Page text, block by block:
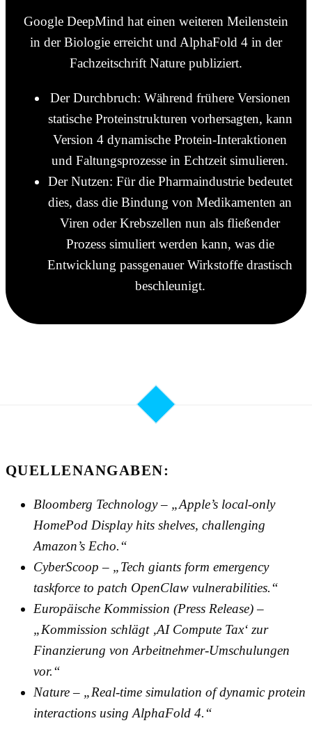
Google DeepMind hat einen weiteren Meilenstein
in der Biologie erreicht und AlphaFold 4 in der
Fachzeitschrift Nature publiziert.
Der Durchbruch: Während frühere Versionen
statische Proteinstrukturen vorhersagten, kann
Version 4 dynamische Protein-Interaktionen
und Faltungsprozesse in Echtzeit simulieren.
Der Nutzen: Für die Pharmaindustrie bedeutet
dies, dass die Bindung von Medikamenten an
Viren oder Krebszellen nun als fließender
Prozess simuliert werden kann, was die
Entwicklung passgenauer Wirkstoffe drastisch
beschleunigt.
QUELLENANGABEN:
Bloomberg Technology – „Apple’s local-only
HomePod Display hits shelves, challenging
Amazon’s Echo.“
CyberScoop – „Tech giants form emergency
taskforce to patch OpenClaw vulnerabilities.“
Europäische Kommission (Press Release) –
„Kommission schlägt ‚AI Compute Tax‘ zur
Finanzierung von Arbeitnehmer-Umschulungen
vor.“
Nature – „Real-time simulation of dynamic protein
interactions using AlphaFold 4.“